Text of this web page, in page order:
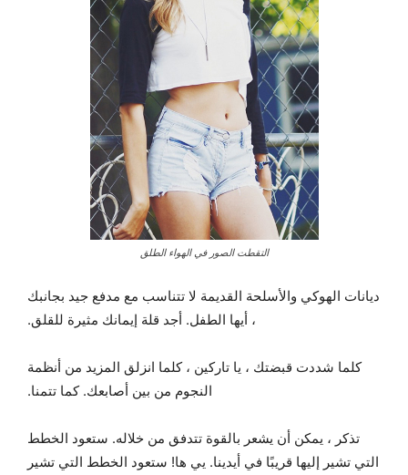
التقطت الصور في الهواء الطلق
ديانات الهوكي والأسلحة القديمة لا تتناسب مع مدفع جيد بجانبك
، أيها الطفل. أجد قلة إيمانك مثيرة للقلق.
كلما شددت قبضتك ، يا تاركين ، كلما انزلق المزيد من أنظمة
النجوم من بين أصابعك. كما تتمنا.
تذكر ، يمكن أن يشعر بالقوة تتدفق من خلاله. ستعود الخطط
التي تشير إليها قريبًا في أيدينا. يي ها! ستعود الخطط التي تشير